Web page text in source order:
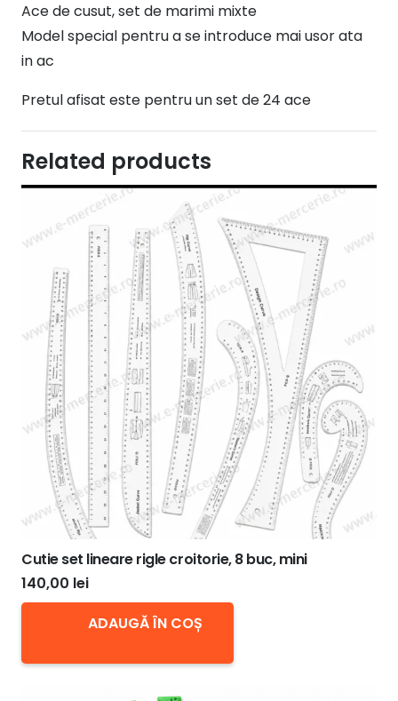
Ace de cusut, set de marimi mixte
Model special pentru a se introduce mai usor ata
in ac
Pretul afisat este pentru un set de 24 ace
Related products
Cutie set lineare rigle croitorie, 8 buc, mini
140,00 lei
ADAUGĂ ÎN COȘ